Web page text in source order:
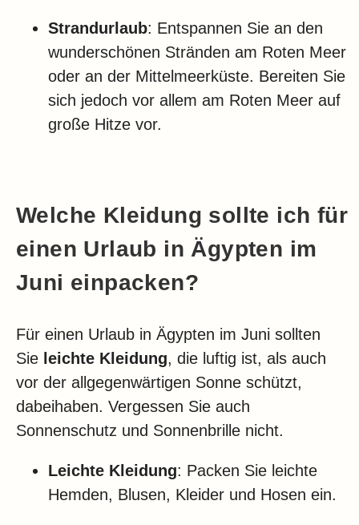
Strandurlaub: Entspannen Sie an den
wunderschönen Stränden am Roten Meer
oder an der Mittelmeerküste. Bereiten Sie
sich jedoch vor allem am Roten Meer auf
große Hitze vor.
Welche Kleidung sollte ich für
einen Urlaub in Ägypten im
Juni einpacken?
Für einen Urlaub in Ägypten im Juni sollten
Sie leichte Kleidung, die luftig ist, als auch
vor der allgegenwärtigen Sonne schützt,
dabeihaben. Vergessen Sie auch
Sonnenschutz und Sonnenbrille nicht.
Leichte Kleidung: Packen Sie leichte
Hemden, Blusen, Kleider und Hosen ein.